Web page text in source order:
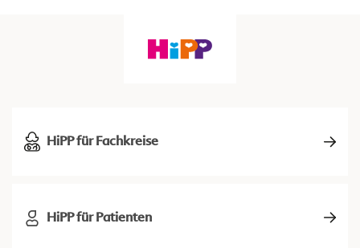
HiPP für Fachkreise
HiPP für Patienten